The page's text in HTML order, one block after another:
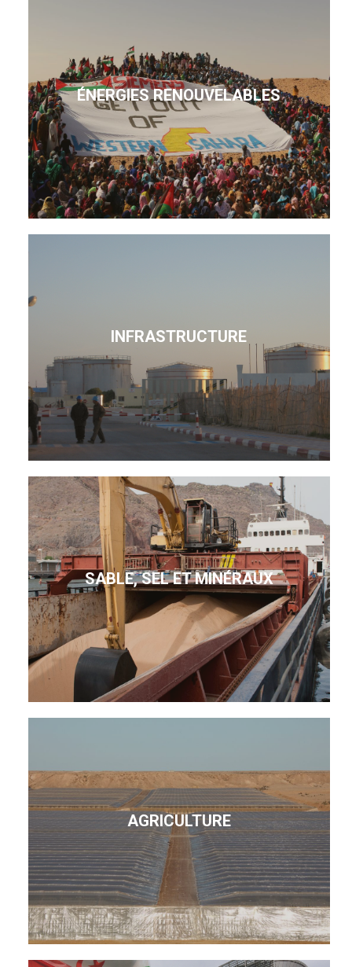
ÉNERGIES RENOUVELABLES
INFRASTRUCTURE
SABLE, SEL ET MINÉRAUX
AGRICULTURE